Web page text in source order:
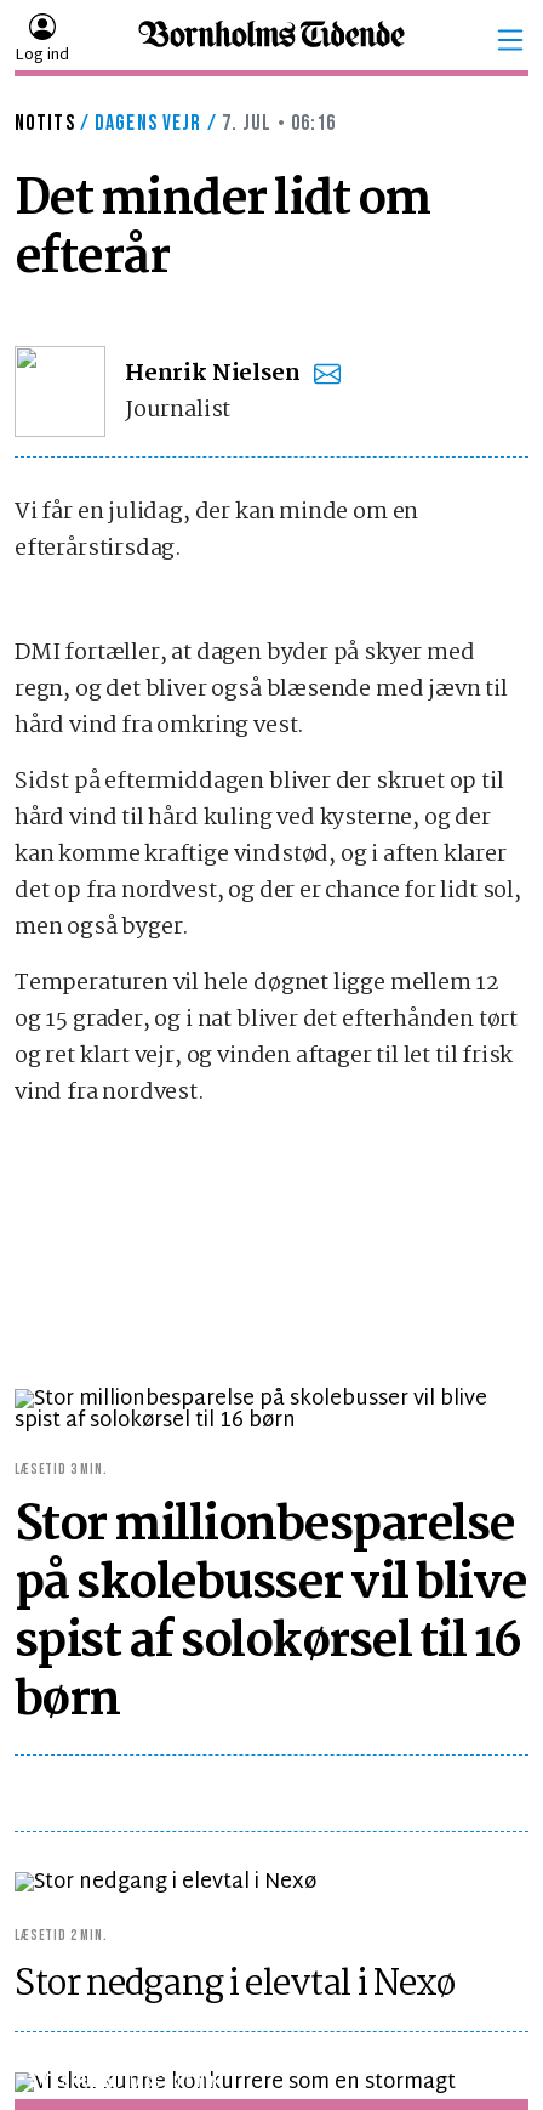
Log ind
NOTITS / DAGENS VEJR / 7. JUL • 06:16
Det minder lidt om
efterår
Henrik Nielsen
Journalist
Vi får en julidag, der kan minde om en
efterårstirsdag.
DMI fortæller, at dagen byder på skyer med
regn, og det bliver også blæsende med jævn til
hård vind fra omkring vest.
Sidst på eftermiddagen bliver der skruet op til
hård vind til hård kuling ved kysterne, og der
kan komme kraftige vindstød, og i aften klarer
det op fra nordvest, og der er chance for lidt sol,
men også byger.
Temperaturen vil hele døgnet ligge mellem 12
og 15 grader, og i nat bliver det efterhånden tørt
og ret klart vejr, og vinden aftager til let til frisk
vind fra nordvest.
LÆSETID 3 MIN.
Stor millionbesparelse
på skolebusser vil blive
spist af solokørsel til 16
børn
LÆSETID 2 MIN.
Stor nedgang i elevtal i Nexø
SYNSPUNKTLÆSETID 5 MIN.